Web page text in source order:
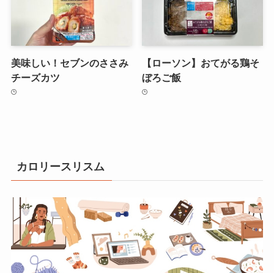
美味しい！セブンのささみ
チーズカツ
【ローソン】おてがる鶏そ
ぼろご飯
カロリースリスム